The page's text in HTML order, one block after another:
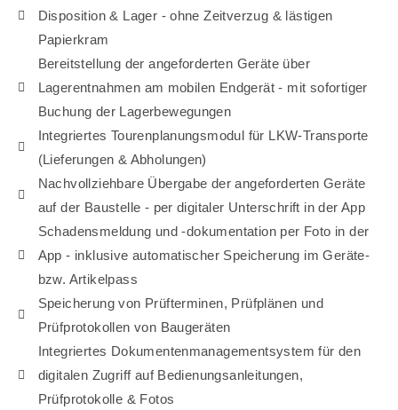
Disposition & Lager - ohne Zeitverzug & lästigen
Papierkram
Bereitstellung der angeforderten Geräte über
Lagerentnahmen am mobilen Endgerät - mit sofortiger
Buchung der Lagerbewegungen
Integriertes Tourenplanungsmodul für LKW-Transporte
(Lieferungen & Abholungen)
Nachvollziehbare Übergabe der angeforderten Geräte
auf der Baustelle - per digitaler Unterschrift in der App
Schadensmeldung und -dokumentation per Foto in der
App - inklusive automatischer Speicherung im Geräte-
bzw. Artikelpass
Speicherung von Prüfterminen, Prüfplänen und
Prüfprotokollen von Baugeräten
Integriertes Dokumentenmanagementsystem für den
digitalen Zugriff auf Bedienungsanleitungen,
Prüfprotokolle & Fotos